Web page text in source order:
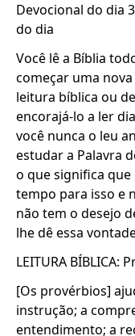
Devocional do dia
do dia
Você lê a Bíblia
começar uma
leitura bíblica ou
encorajá-lo a ler
você nunca o leu
estudar a Palavra
o que significa
tempo para isso e
não tem o desejo
lhe dê essa
LEITURA BÍBLICA:
[Os provérbios]
instrução; a
entendimento; a